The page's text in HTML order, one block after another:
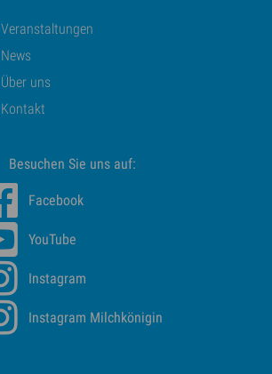
Veranstaltungen
News
Über uns
Kontakt
Besuchen Sie uns auf:
Facebook
YouTube
Instagram
Instagram Milchkönigin